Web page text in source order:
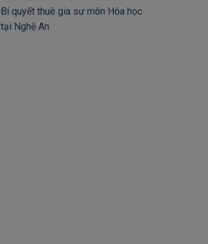
Bí quyết thuê gia sư môn Hóa học
tại Nghệ An